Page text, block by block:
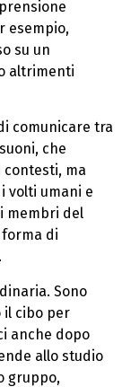
esempio,
su un
altrimenti
comunicare tra
che
contesti, ma
volti umani e
membri del
forma di
Sono
il cibo per
anche dopo
allo studio
gruppo,